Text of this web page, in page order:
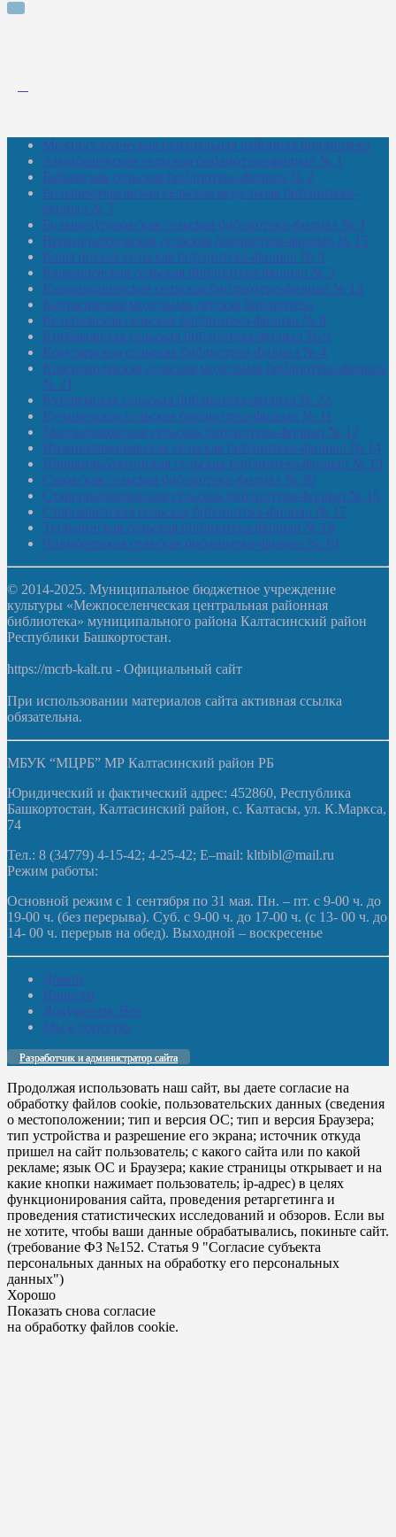
Межпоселенческая центральная районная библиотека
Амзибашевская сельская библиотека-филиал № 1
Бабаевская сельская библиотека-филиал № 2
Большекачаковская сельская модельная библиотека-
филиал № 7
Большекуразовская сельская библиотека-филиал № 3
Верхнетыхтемская сельская библиотека-филиал № 15
Калегинская сельская библиотека-филиал № 6
Калмашевская сельская библиотека-филиал № 5
Калмиябашевская сельская библиотека-филиал № 13
Калтасинская модельная детская библиотека
Кельтеевская сельская библиотека-филиал № 8
Киебаковская сельская библиотека-филиал № 9
Кокушевская сельская библиотека-филиал № 4
Краснохолмская сельская модельная библиотека-филиал
№ 21
Кутеремская сельская библиотека-филиал № 22
Кучашевская сельская библиотека-филиал № 11
Малокачаковская сельская библиотека-филиал № 12
Нижнекачмашевская сельская библиотека-филиал № 14
Новокильбахтинская сельская библиотека-филиал № 19
Сазовская сельская библиотека-филиал № 20
Староорьебашевская сельская библиотека-филиал № 16
Старояшевская сельская библиотека-филиал № 17
Тюльдинская сельская библиотека-филиал № 18
Чилибеевская сельская библиотека-филиал № 10
© 2014-2025. Муниципальное бюджетное учреждение
культуры «Межпоселенческая центральная районная
библиотека» муниципального района Калтасинский район
Республики Башкортостан.
https://mcrb-kalt.ru - Официальный сайт
При использовании материалов сайта активная ссылка
обязательна.
МБУК “МЦРБ” МР Калтасинский район РБ
Юридический и фактический адрес: 452860, Республика
Башкортостан, Калтасинский район, с. Калтасы, ул. К.Маркса,
74
Тел.: 8 (34779) 4-15-42; 4-25-42; E–mail: kltbibl@mail.ru
Режим работы:
Основной режим с 1 сентября по 31 мая. Пн. – пт. с 9-00 ч. до
19-00 ч. (без перерыва). Суб. с 9-00 ч. до 17-00 ч. (с 13- 00 ч. до
14- 00 ч. перерыв на обед). Выходной – воскресенье
Домой
Новости
Документы. Все
Мы в соцсетях
Разработчик и администратор сайта
Продолжая использовать наш сайт, вы даете согласие на
обработку файлов cookie, пользовательских данных (сведения
о местоположении; тип и версия ОС; тип и версия Браузера;
тип устройства и разрешение его экрана; источник откуда
пришел на сайт пользователь; с какого сайта или по какой
рекламе; язык ОС и Браузера; какие страницы открывает и на
какие кнопки нажимает пользователь; ip-адрес) в целях
функционирования сайта, проведения ретаргетинга и
проведения статистических исследований и обзоров. Если вы
не хотите, чтобы ваши данные обрабатывались, покиньте сайт.
(требование ФЗ №152. Статья 9 "Согласие субъекта
персональных данных на обработку его персональных
данных")
Хорошо
Показать снова согласие
на обработку файлов cookie.